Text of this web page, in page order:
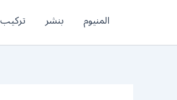
المنيوم بنشر